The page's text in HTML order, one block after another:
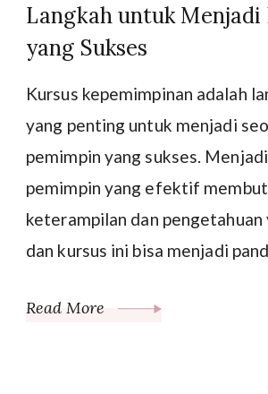
Langkah untuk
yang Sukses
Kursus kepemimpinan adalah
yang penting untuk menjadi
pemimpin yang sukses.
pemimpin yang efektif
keterampilan dan
dan kursus ini bisa menjadi
Read More